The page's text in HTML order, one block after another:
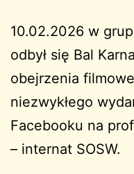
10.02.2026 w
odbył się Bal
obejrzenia
niezwykłego
Facebooku na
– internat SOSW.